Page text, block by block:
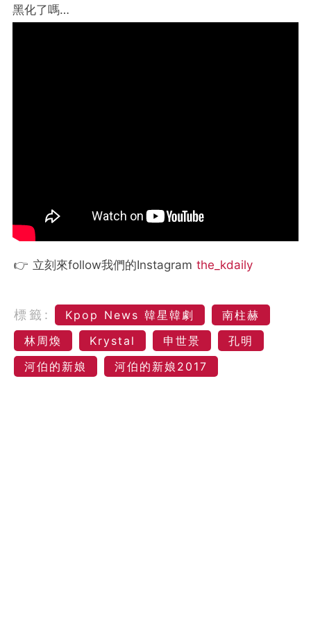
黑化了嗎…
👉 立刻來follow我們的Instagram the_kdaily
標籤: Kpop News 韓星韓劇
南柱赫
林周煥
Krystal 申世景
孔明
河伯的新娘
河伯的新娘2017